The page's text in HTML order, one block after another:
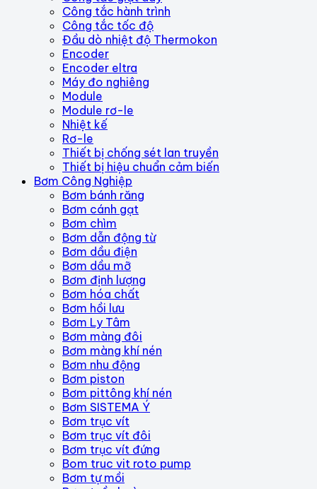
Công tắc hành trình
Công tắc tốc độ
Đầu dò nhiệt độ Thermokon
Encoder
Encoder eltra
Máy đo nghiêng
Module
Module rơ-le
Nhiệt kế
Rơ-le
Thiết bị chống sét lan truyền
Thiết bị hiệu chuẩn cảm biến
Bơm Công Nghiệp
Bơm bánh răng
Bơm cánh gạt
Bơm chìm
Bơm dẫn động từ
Bơm dầu điện
Bơm dầu mỡ
Bơm định lượng
Bơm hóa chất
Bơm hồi lưu
Bơm Ly Tâm
Bơm màng đôi
Bơm màng khí nén
Bơm nhu động
Bơm piston
Bơm pittông khí nén
Bơm SISTEMA Ý
Bơm trục vít
Bơm trục vít đôi
Bơm trục vít đứng
Bom truc vit roto pump
Bơm tự mồi